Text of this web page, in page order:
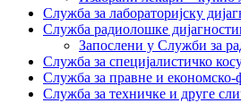
Служба за лабораторијску
Служба радиолошке
Запослени у Служби за
Служба за специјалистичко
Служба за правне и економско-
Служба за техничке и друге